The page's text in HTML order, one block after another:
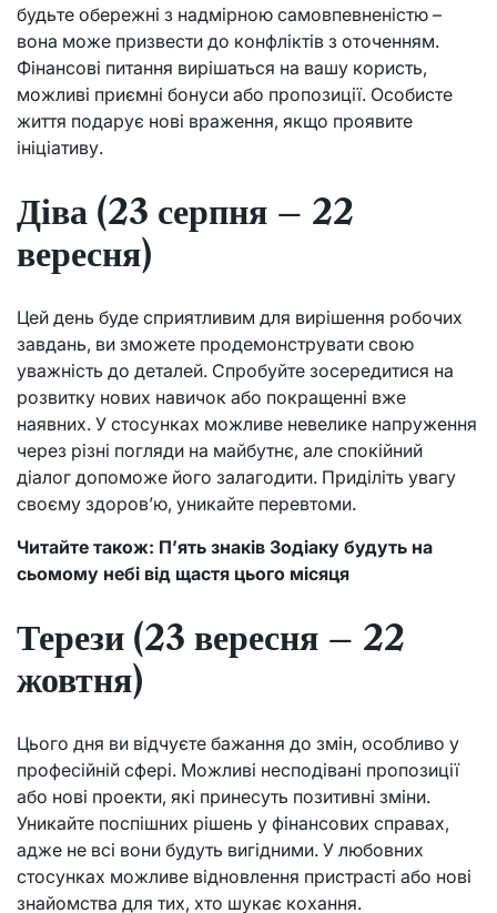
будьте обережні з надмірною самовпевненістю –
вона може призвести до конфліктів з оточенням.
Фінансові питання вирішаться на вашу користь,
можливі приємні бонуси або пропозиції. Особисте
життя подарує нові враження, якщо проявите
ініціативу.
Діва (23 серпня – 22
вересня)
Цей день буде сприятливим для вирішення робочих
завдань, ви зможете продемонструвати свою
уважність до деталей. Спробуйте зосередитися на
розвитку нових навичок або покращенні вже
наявних. У стосунках можливе невелике напруження
через різні погляди на майбутнє, але спокійний
діалог допоможе його залагодити. Приділіть увагу
своєму здоров’ю, уникайте перевтоми.
Читайте також: П’ять знаків Зодіаку будуть на
сьомому небі від щастя цього місяця
Терези (23 вересня – 22
жовтня)
Цього дня ви відчуєте бажання до змін, особливо у
професійній сфері. Можливі несподівані пропозиції
або нові проекти, які принесуть позитивні зміни.
Уникайте поспішних рішень у фінансових справах,
адже не всі вони будуть вигідними. У любовних
стосунках можливе відновлення пристрасті або нові
знайомства для тих, хто шукає кохання.